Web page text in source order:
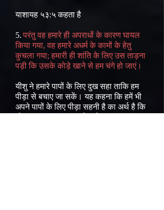
याशायह ५३:५ कहता है
5. परंतु वह हमारे ही अपराधों के कारण घायल
किया गया, वह हमारे अधर्म के कामों के हेतु
कुचला गया; हमारी ही शांति के लिए उस ताड़ना
पड़ी कि उसके कोड़े खाने से हम चंगे हो जाएं।
यीशु ने हमारे पापों के लिए दुख सहा ताकि हम
पीड़ा से बचाए जा सकें। यह कहना कि हमें भी
अपने पापों के लिए पीड़ा सहनी है का अर्थ है कि